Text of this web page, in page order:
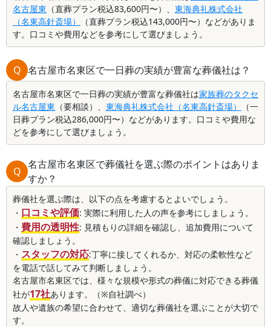
名古屋東 （直葬プラン税込83,600円〜）、 東海典礼株式会社
（名東高針斎場）
（直葬プラン税込143,000円〜）などがありま
す。口コミや費用などを参考にして選びましょう。
Q 名古屋市名東区で一日葬の実績が豊富な葬儀社は？
名古屋市名東区で一日葬の実績が豊富な葬儀社は家族葬のタクセ
ル名古屋東 （要相談）、 東海典礼株式会社（名東高針斎場）
（一
日葬プラン税込286,000円〜）などがあります。口コミや費用な
どを参考にして選びましょう。
Q
名古屋市名東区で葬儀社を選ぶ際のポイントはありま
すか？
葬儀社を選ぶ際は、以下の点を考慮するとよいでしょう。
・ 口コミや評価: 実際に利用した人の声を参考にしましょう。
・ 費用の透明性: 見積もりの詳細を確認し、追加費用について
確認しましょう。
・ スタッフの対応:丁寧に接してくれるか、対応の柔軟性など
を電話で話してみて判断しましょう。
名古屋市名東区では、様々な規模や形式の葬儀に対応できる葬儀
社が17社あります。（※自社調べ）
故人や遺族の希望に合わせて、適切な葬儀社を選ぶことが大切で
す。